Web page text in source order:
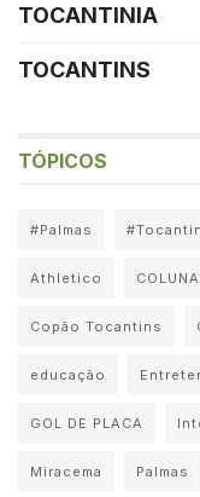
TOCANTINIA
TOCANTINS
TÓPICOS
#Palmas
Athletico
Copão Tocantins
educação
GOL DE PLACA
Miracema Palmas